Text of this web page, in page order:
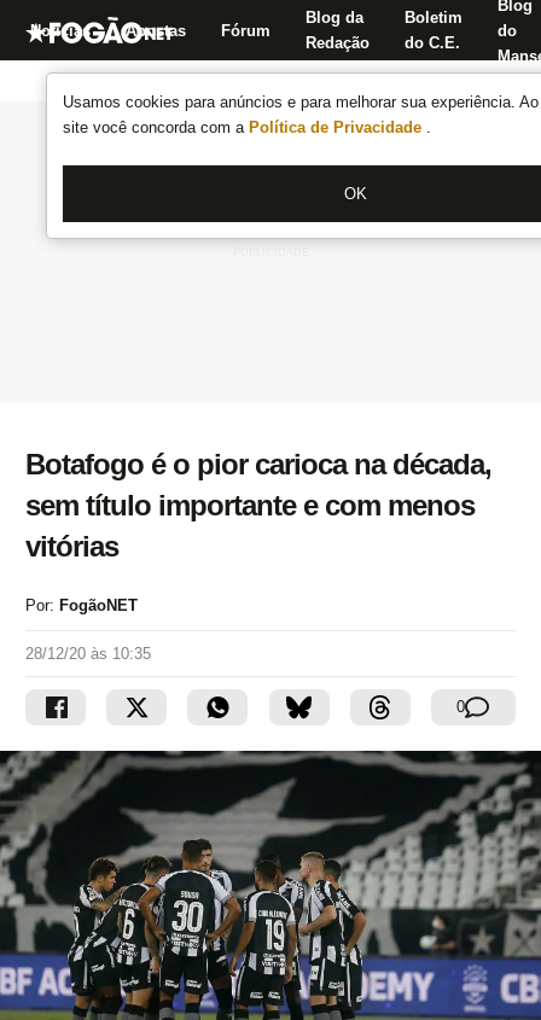
Usamos cookies para anúncios e para melhorar sua experiência.
site você concorda com a Política de Privacidade .
OK
Notícias Apostas Fórum
Blog da
Redação
Boletim
do C.E.
Blog
do
Botafogo é o pior carioca na década,
sem título importante e com menos
vitórias
Por: FogãoNET
28/12/20 às 10:35
0